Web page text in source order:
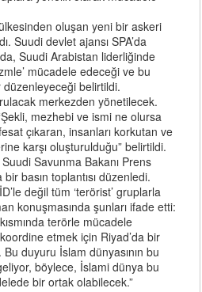
oluşan yeni bir askeri
Suudi devlet ajansı SPA’da
Suudi Arabistan liderliğinde
mücadele edeceği ve bu
belirtildi.
merkezden yönetilecek.
mezhebi ve ismi ne olursa
çıkaran, insanları korkutan ve
karşı oluşturulduğu” belirtildi.
Savunma Bakanı Prens
basın toplantısı düzenledi.
değil tüm ‘terörist’ gruplarla
konuşmasında şunları ifade etti:
terörle mücadele
etmek için Riyad’da bir
duyuru İslam dünyasının bu
böylece, İslami dünya bu
bir ortak olabilecek.”